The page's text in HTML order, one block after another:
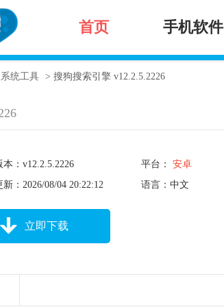
首页 手机软件
系统工具 > 搜狗搜索引擎 v12.2.5.2226
本：v12.2.5.2226 平台： 安卓
新：2026/08/04 20:22:12
语言：中文
立即下载